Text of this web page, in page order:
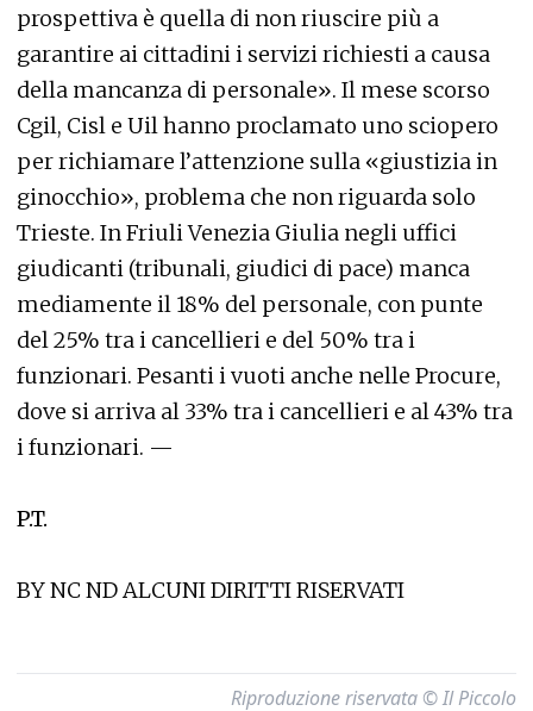
prospettiva è quella di non riuscire più a
garantire ai cittadini i servizi richiesti a causa
della mancanza di personale». Il mese scorso
Cgil, Cisl e Uil hanno proclamato uno sciopero
per richiamare l’attenzione sulla «giustizia in
ginocchio», problema che non riguarda solo
Trieste. In Friuli Venezia Giulia negli uffici
giudicanti (tribunali, giudici di pace) manca
mediamente il 18% del personale, con punte
del 25% tra i cancellieri e del 50% tra i
funzionari. Pesanti i vuoti anche nelle Procure,
dove si arriva al 33% tra i cancellieri e al 43% tra
i funzionari. —
P.T.
BY NC ND ALCUNI DIRITTI RISERVATI
Riproduzione riservata © Il Piccolo